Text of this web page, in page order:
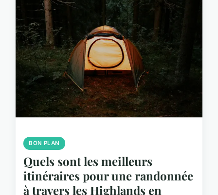
BON PLAN
Quels sont les meilleurs
itinéraires pour une randonnée
à travers les Highlands en